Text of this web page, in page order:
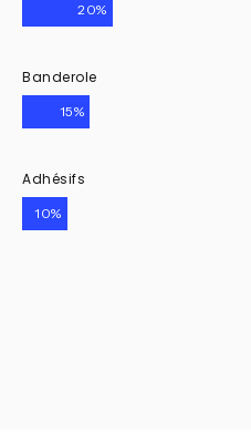
20%
Banderole
15%
Adhésifs
10%